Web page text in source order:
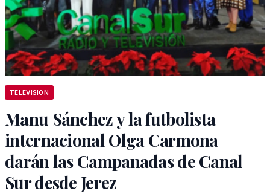
TELEVISION
Manu Sánchez y la futbolista
internacional Olga Carmona
darán las Campanadas de Canal
Sur desde Jerez